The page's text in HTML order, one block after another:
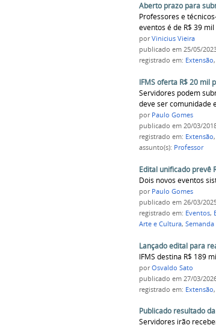
Aberto prazo para
Professores e
eventos é de R$ 39 mil
porVinicius Vieira
publicado em 25/05/
registrado em: Extensão,
IFMS oferta R$ 20 mil
Servidores podem
deve ser comunidade
por Paulo Gomes
publicado em 20/03/
registrado em: Extensão,
assunto(s): Professor
Edital unificado prevê
Dois novos eventos
por Paulo Gomes
publicado em 26/03/
registrado em: Eventos,
Arte e Cultura,
Lançado edital para
IFMS destina R$ 189
porOsvaldo Sato
publicado em 27/03/
registrado em: Extensão,
Publicado resultado
Servidores irão